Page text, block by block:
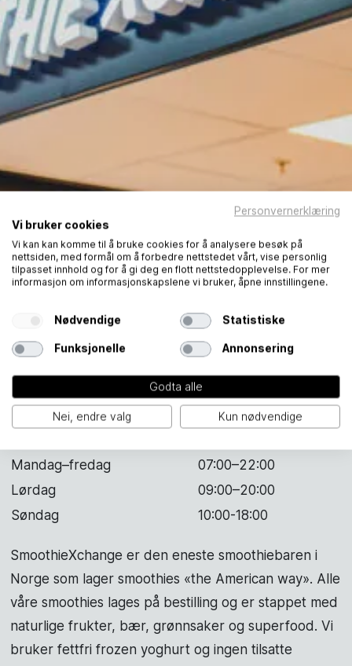
SmoothieXchange
Mandag–fredag
07:00–22:00
Lørdag
09:00–20:00
Søndag
10:00-18:00
SmoothieXchange er den eneste smoothiebaren i
Norge som lager smoothies «the American way». Alle
våre smoothies lages på bestilling og er stappet med
naturlige frukter, bær, grønnsaker og superfood. Vi
bruker fettfri frozen yoghurt og ingen tilsatte
Personvernerklæring
Vi bruker cookies
Vi kan kan komme til å bruke cookies for å analysere besøk på
nettsiden, med formål om å forbedre nettstedet vårt, vise personlig
tilpasset innhold og for å gi deg en flott nettstedopplevelse. For mer
informasjon om informasjonskapslene vi bruker, åpne innstillingene.
Nødvendige Statistiske
Funksjonelle Annonsering
Godta alle
Nei, endre valg Kun nødvendige